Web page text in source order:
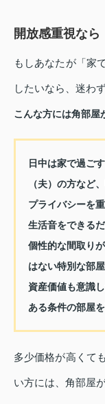
開放感重視な
もしあなたが「家
したいなら、迷わ
こんな方には角部屋
日中は家で過ご
（夫）の方など
プライバシーを
生活音をできる
個性的な間取り
はない特別な部
資産価値も意識
ある条件の部屋
多少価格が高くて
い方には、角部屋